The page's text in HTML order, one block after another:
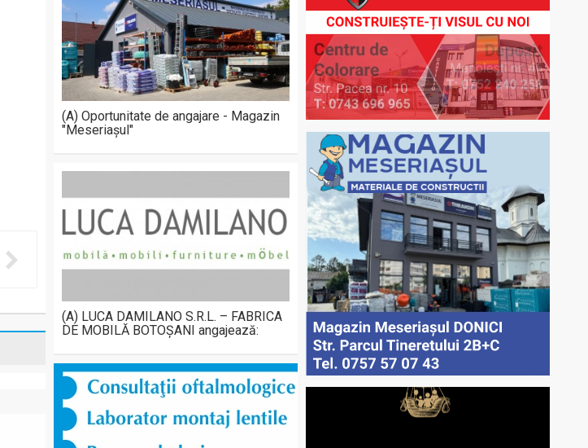
(A) Oportunitate de angajare - Magazin
"Meseriașul"
(A) LUCA DAMILANO S.R.L. – FABRICA
DE MOBILĂ BOTOȘANI angajează: